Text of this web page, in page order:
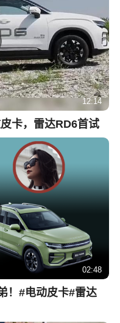
12:14
卡，雷达RD6首试
02:48
！#电动皮卡#雷达